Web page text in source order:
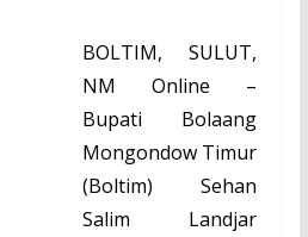
BOLTIM, SULUT,
NM Online –
Bupati Bolaang
Mongondow Timur
(Boltim) Sehan
Salim Landjar